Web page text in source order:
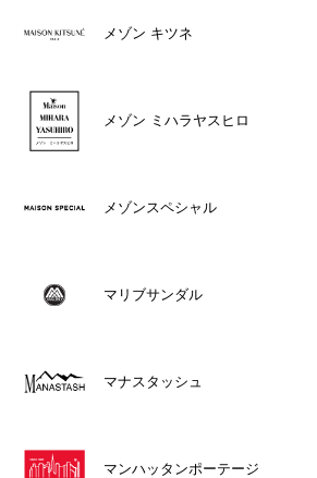
メゾン キツネ
メゾン ミハラヤスヒロ
メゾンスペシャル
マリブサンダル
マナスタッシュ
マンハッタンポーテージ